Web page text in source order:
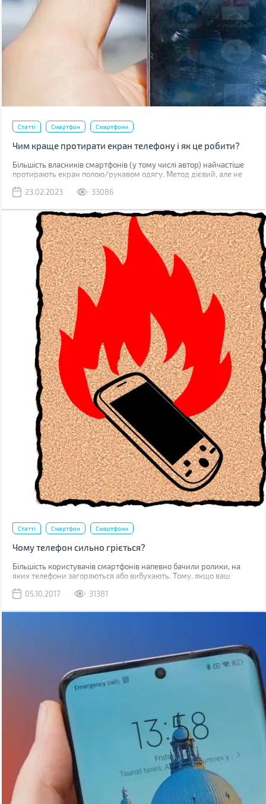
Статті Смартфон Смартфони
Чим краще протирати екран телефону і як це робити?
Більшість власників смартфонів (у тому числі автор) найчастіше
протирають екран полою/рукавом одягу. Метод дієвий, але не
уважно придивитесь до дисплея, скоріше за все побачите
очищення.
23.02.2023 33086
Статті Смартфон Смартфони
Чому телефон сильно гріється?
Більшість користувачів смартфонів напевно бачили ролики, на
яких телефони загоряються або вибухають. Тому, якщо ваш
безпечно.
05.10.2017 31381